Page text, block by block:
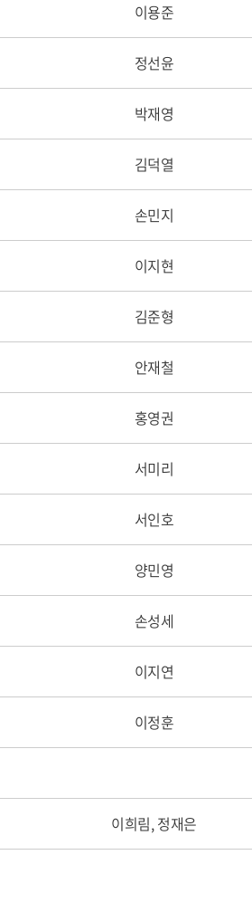
이용준
정선윤
박재영
김덕열
손민지
이지현
김준형
안재철
홍영권
서미리
서인호
양민영
손성세
이지연
이정훈
이희림, 정재은